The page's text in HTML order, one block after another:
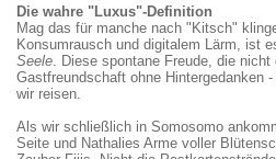
Die wahre "Luxus"-Definition
Mag das für manche nach "Kitsch"
Konsumrausch und digitalem Lärm, ist
Seele. Diese spontane Freude, die
Gastfreundschaft ohne Hintergedanken
wir reisen.
Als wir schließlich in Somosomo
Seite und Nathalies Arme voller